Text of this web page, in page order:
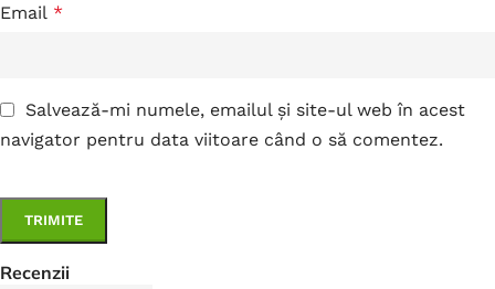
Recenzii
Email *
Salvează-mi numele, emailul și site-ul web în acest
navigator pentru data viitoare când o să comentez.